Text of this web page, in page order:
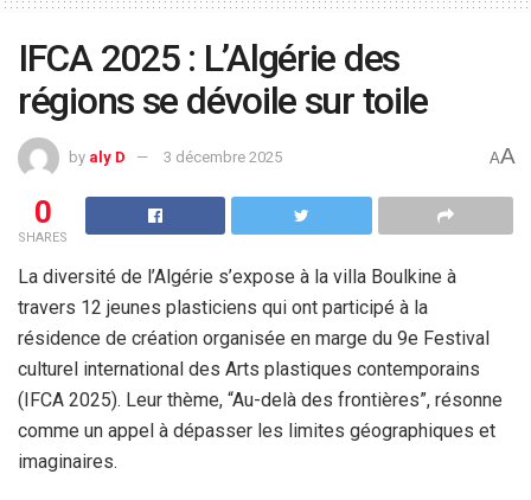
IFCA 2025 : L’Algérie des
régions se dévoile sur toile
by aly D 3 décembre 2025 AA
0
SHARES
La diversité de l’Algérie s’expose à la villa Boulkine à
travers 12 jeunes plasticiens qui ont participé à la
résidence de création organisée en marge du 9e Festival
culturel international des Arts plastiques contemporains
(IFCA 2025). Leur thème, “Au-delà des frontières”, résonne
comme un appel à dépasser les limites géographiques et
imaginaires.